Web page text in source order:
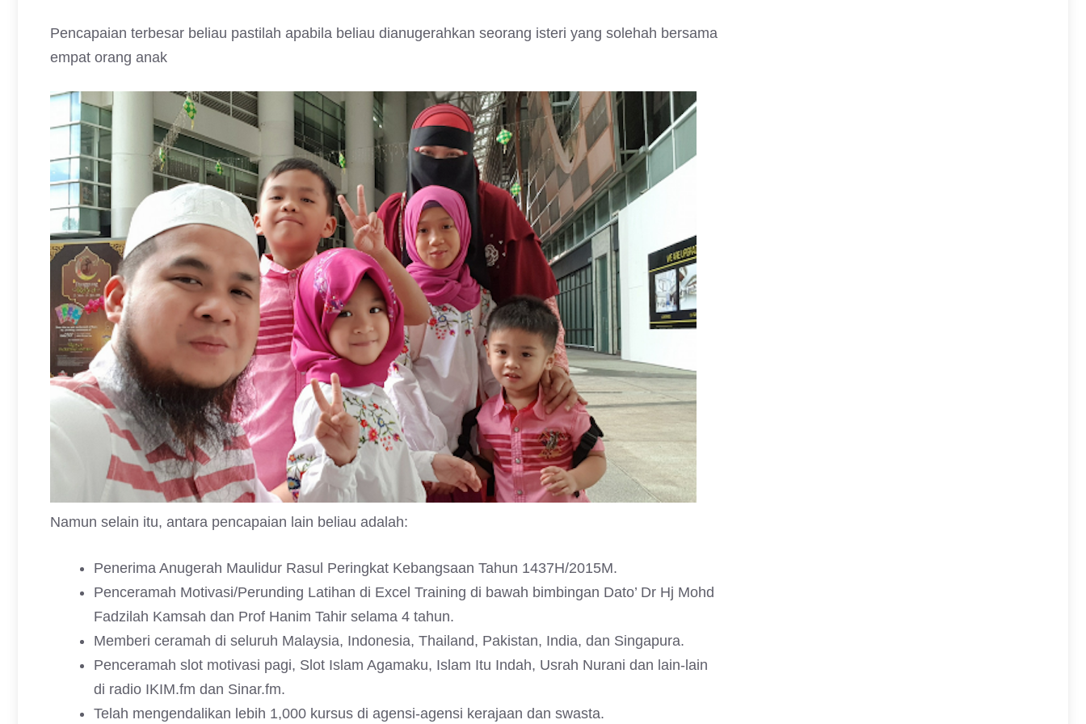
Pencapaian terbesar beliau pastilah apabila beliau dianugerahkan seorang isteri yang solehah bersama
empat orang anak
Namun selain itu, antara pencapaian lain beliau adalah:
Penerima Anugerah Maulidur Rasul Peringkat Kebangsaan Tahun 1437H/2015M.
Penceramah Motivasi/Perunding Latihan di Excel Training di bawah bimbingan Dato’ Dr Hj Mohd
Fadzilah Kamsah dan Prof Hanim Tahir selama 4 tahun.
Memberi ceramah di seluruh Malaysia, Indonesia, Thailand, Pakistan, India, dan Singapura.
Penceramah slot motivasi pagi, Slot Islam Agamaku, Islam Itu Indah, Usrah Nurani dan lain-lain
di radio IKIM.fm dan Sinar.fm.
Telah mengendalikan lebih 1,000 kursus di agensi-agensi kerajaan dan swasta.